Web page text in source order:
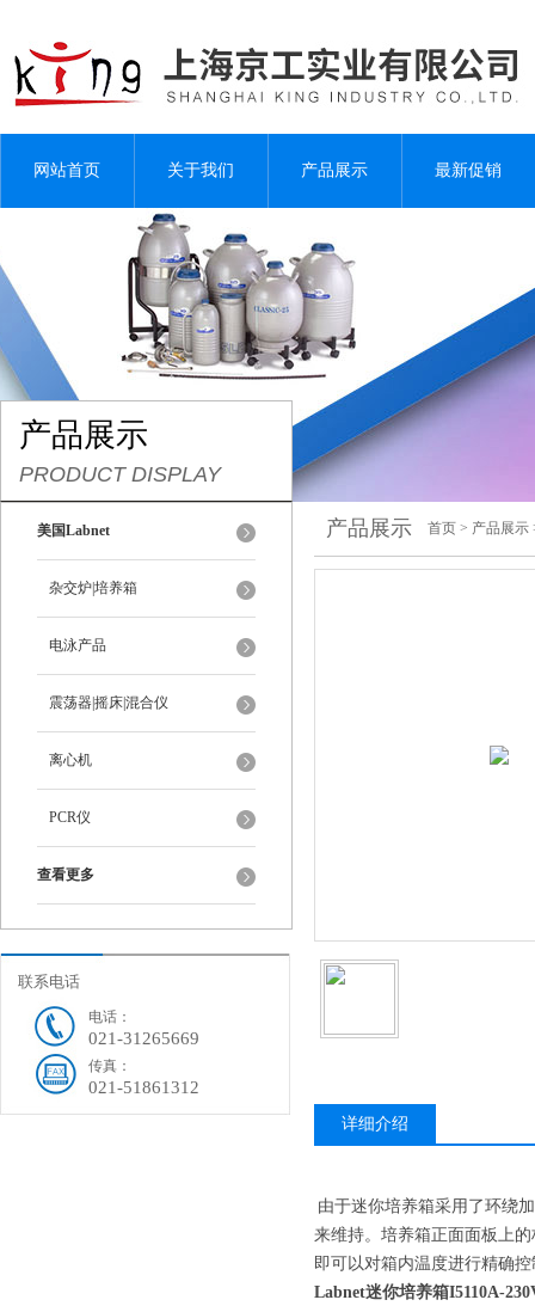
网站首页 关于我们 产品展示 最新促销
产品展示
PRODUCT DISPLAY
美国Labnet
杂交炉|培养箱
电泳产品
震荡器|摇床|混合仪
离心机
PCR仪
查看更多
联系电话
电话：
021-31265669
传真：
021-51861312
产品展示 首页 > 产品展示
详细介绍
由于迷你培养箱采用了环绕
来维持。培养箱正面面板上
即可以对箱内温度进行精确控
Labnet迷你培养箱I5110A-